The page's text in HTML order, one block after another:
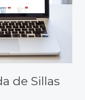
de Sillas